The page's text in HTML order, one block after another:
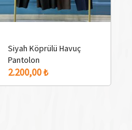
Siyah Köprülü Havuç
Pantolon
2.200,00 ₺